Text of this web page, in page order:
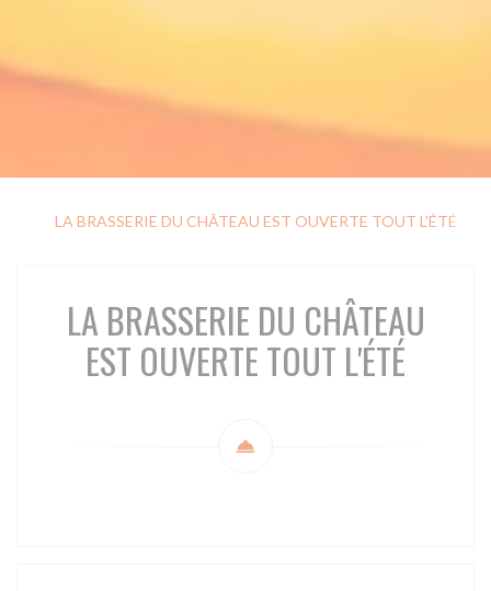
LA BRASSERIE DU CHÂTEAU EST OUVERTE TOUT L'ÉTÉ
LA BRASSERIE DU CHÂTEAU
EST OUVERTE TOUT L'ÉTÉ